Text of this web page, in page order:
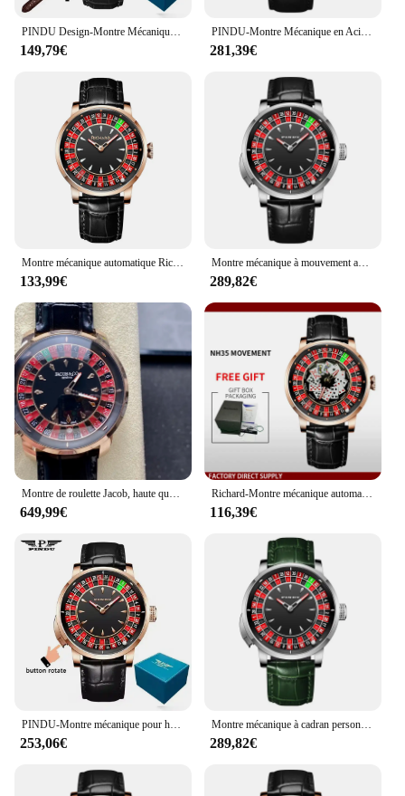
nod to the gaming world in their timepiece.
PINDU Design-Montre Mécanique NH35 pour Homme, Cadran Rotatif, Roulette de Las Vegas, Thème de Bureau, Aiguilles Shoes en Diamant, Nouveau
149,79€
PINDU-Montre Mécanique en Acier Inoxydable NH35 pour Homme, Roulette de Marque de Luxe, Verre Saphir Rotatif, Étanche
281,39€
Montre mécanique automatique Richard NH35 pour homme, cadran rotatif, roulette de Las Vegas, thème de bureau, aiguilles Shoous + Bxo, nouveau, 2025
133,99€
Montre mécanique à mouvement automatique pour homme, série First, cadran de jeu à roulette européenne, design personnalisé intéressant, fête
289,82€
649,99€
Richard-Montre mécanique automatique pour homme, verre saphir NH36, cadran rotatif, Las Vegas, roulette, thème de bureau, Texas Holdem, nouveau
116,39€
253,06€
Montre mécanique à cadran personnalisé pour homme, roulette européenne, série joueur de jeu, mouvement entièrement automatique, design de fête
289,82€